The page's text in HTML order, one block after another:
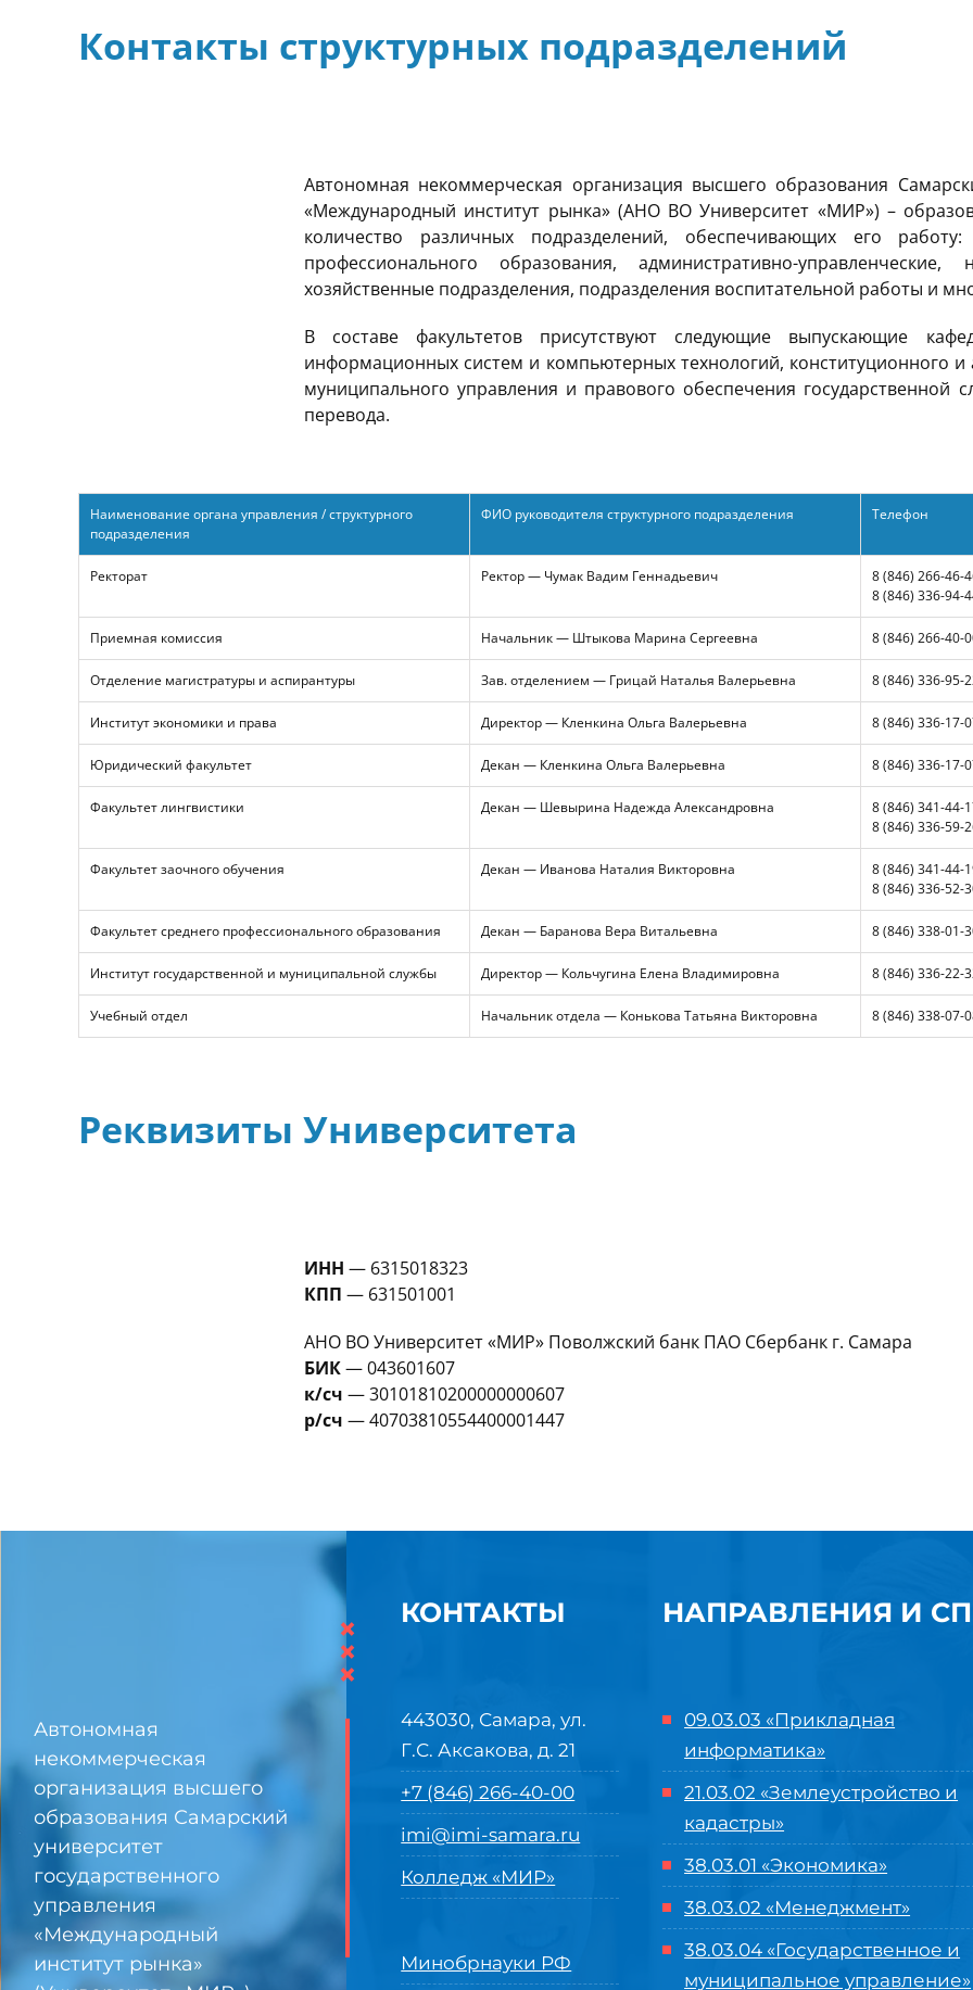
Контакты структурных подразделений
Автономная некоммерческая организация высшего образования
«Международный институт рынка» (АНО ВО Университет «МИР») –
количество различных подразделений, обеспечивающих его
профессионального образования, административно-управленческие,
хозяйственные подразделения, подразделения воспитательной работы и
В составе факультетов присутствуют следующие выпускающие
информационных систем и компьютерных технологий, конституционного и
муниципального управления и правового обеспечения государственной
перевода.
Наименование органа управления / структурного
подразделения
ФИО руководителя структурного подразделения Телефон
Ректорат Ректор — Чумак Вадим Геннадьевич
8 (846) 266-46-
8 (846) 336-94-
Приемная комиссия Начальник — Штыкова Марина Сергеевна 8 (846) 266-40-
Отделение магистратуры и аспирантуры Зав. отделением — Грицай Наталья Валерьевна 8 (846) 336-95-
Институт экономики и права Директор — Кленкина Ольга Валерьевна 8 (846) 336-17-
Юридический факультет Декан — Кленкина Ольга Валерьевна 8 (846) 336-17-
Факультет лингвистики Декан — Шевырина Надежда Александровна
8 (846) 341-44-
8 (846) 336-59-
Факультет заочного обучения Декан — Иванова Наталия Викторовна
8 (846) 341-44-
8 (846) 336-52-
Факультет среднего профессионального образования Декан — Баранова Вера Витальевна 8 (846) 338-01-
Институт государственной и муниципальной службы Директор — Кольчугина Елена Владимировна 8 (846) 336-22-
Учебный отдел Начальник отдела — Конькова Татьяна Викторовна 8 (846) 338-07-
Реквизиты Университета
ИНН — 6315018323
КПП — 631501001
АНО ВО Университет «МИР» Поволжский банк ПАО Сбербанк г. Самара
БИК— 043601607
к/сч — 30101810200000000607
р/сч — 40703810554400001447
Автономная
некоммерческая
организация высшего
образования Самарский
университет
государственного
управления
«Международный
институт рынка»
×
×
×
КОНТАКТЫ
443030, Самара, ул.
Г.С. Аксакова, д. 21
+7 (846) 266-40-00
imi@imi-samara.ru
Колледж «МИР»
Минобрнауки РФ
НАПРАВЛЕНИЯ И
09.03.03 «Прикладная
информатика»
21.03.02 «Землеустройство и
кадастры»
38.03.01 «Экономика»
38.03.02 «Менеджмент»
38.03.04 «Государственное и
муниципальное управление»